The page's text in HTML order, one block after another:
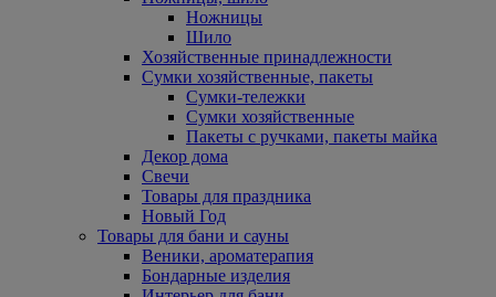
Ножницы
Шило
Хозяйственные принадлежности
Сумки хозяйственные, пакеты
Сумки-тележки
Сумки хозяйственные
Пакеты с ручками, пакеты майка
Декор дома
Свечи
Товары для праздника
Новый Год
Товары для бани и сауны
Веники, ароматерапия
Бондарные изделия